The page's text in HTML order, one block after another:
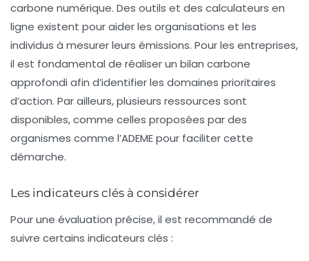
carbone numérique. Des outils et des calculateurs en
ligne existent pour aider les organisations et les
individus à mesurer leurs émissions. Pour les entreprises,
il est fondamental de réaliser un bilan carbone
approfondi afin d’identifier les domaines prioritaires
d’action. Par ailleurs, plusieurs ressources sont
disponibles, comme celles proposées par des
organismes comme l’ADEME pour faciliter cette
démarche.
Les indicateurs clés à considérer
Pour une évaluation précise, il est recommandé de
suivre certains indicateurs clés :